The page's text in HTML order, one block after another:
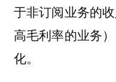
于非订阅业务的
高毛利率的业务
化。